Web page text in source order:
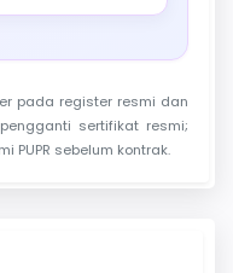
pada register resmi dan
sertifikat resmi;
PUPR sebelum kontrak.